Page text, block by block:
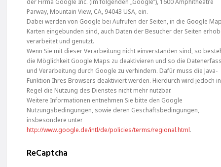
der Firma Google Inc. (im folgenden „Google“), 1600 Amphitheatre
Parway, Mountain View, CA, 94043 USA, ein.
Dabei werden von Google bei Aufrufen der Seiten, in die Google
Karten eingebunden sind, auch Daten der Besucher der Seiten
verarbeitet und genutzt.
Wenn Sie mit dieser Verarbeitung nicht einverstanden sind, so
die Möglichkeit Google Maps zu deaktivieren und so die
und Verarbeitung durch Google zu verhindern. Dafür muss die Java-
Funktion Ihres Browsers deaktiviert werden. Hierdurch wird jedoch
Regel die Nutzung des Dienstes nicht mehr nutzbar.
Weitere Informationen entnehmen Sie bitte den Google
Nutzungsbedingungen, sowie deren Geschäftsbedingungen,
insbesondere unter
http://www.google.de/intl/de/policies/terms/regional.html.
ReCaptcha